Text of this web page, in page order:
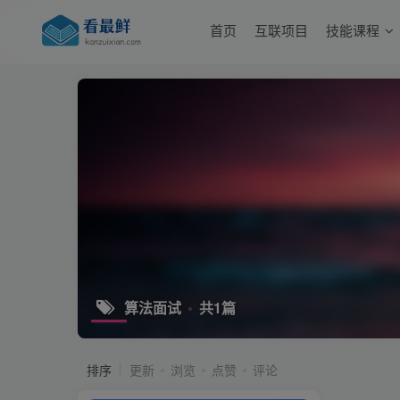
首页 互联项目 技能课程
算法面试 共1篇
排序 更新 浏览 点赞 评论